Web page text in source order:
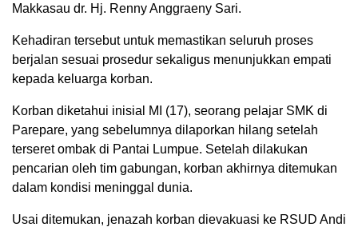
Makkasau dr. Hj. Renny Anggraeny Sari.
Kehadiran tersebut untuk memastikan seluruh proses
berjalan sesuai prosedur sekaligus menunjukkan empati
kepada keluarga korban.
Korban diketahui inisial MI (17), seorang pelajar SMK di
Parepare, yang sebelumnya dilaporkan hilang setelah
terseret ombak di Pantai Lumpue. Setelah dilakukan
pencarian oleh tim gabungan, korban akhirnya ditemukan
dalam kondisi meninggal dunia.
Usai ditemukan, jenazah korban dievakuasi ke RSUD Andi